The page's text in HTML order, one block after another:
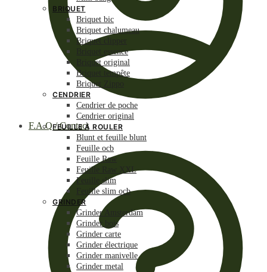
F.A.Q / Contact
BRIQUET
Briquet bic
Briquet chalumeau
Briquet clipper
Briquet essence
Briquet original
Briquet tempête
Briquet Zippo
CENDRIER
Cendrier de poche
Cendrier original
FEUILLE À ROULER
Blunt et feuille blunt
Feuille ocb
Feuille Raw
Feuille Raw XXL
Feuille slim
Feuille slim ocb
GRINDER
Grinder Amsterdam
Grinder bois
Grinder carte
Grinder électrique
Grinder manivelle
Grinder metal